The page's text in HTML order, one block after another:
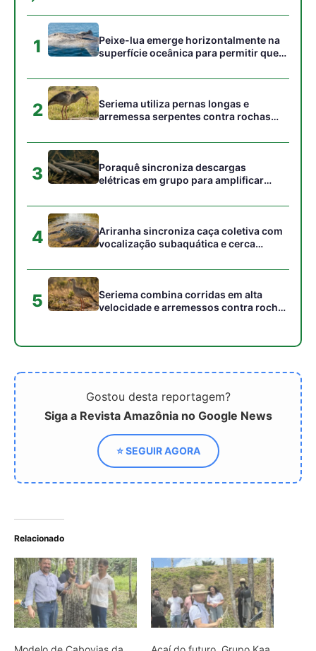
Máquina de colher açaí
por controle remoto é a
sensação do Festival do
Açaí em Belém
ARTIGOS RELACIONADOS Mais do autor
Energia renovável avança, mas milhões
seguem no escuro
Sem formação especializada em
cartografia, ele navegou o Amazonas
no século XVII e desenhou um mapa
Biodiversidade brasileira ganha rede
para inovar em alimentos
O conde italiano que viveu 43 anos na
Amazônia criou um dicionário capaz de
páginas de Macunaíma e morreu de
malária ao retornar para uma nova
expedição
O alemão que recebeu um novo nome
entre os Guarani passou décadas